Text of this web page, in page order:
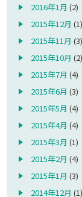
2016年1月 (2)
2015年12月 (1)
2015年11月 (3)
2015年10月 (2)
2015年7月 (4)
2015年6月 (3)
2015年5月 (4)
2015年4月 (4)
2015年3月 (1)
2015年2月 (4)
2015年1月 (3)
2014年12月 (1)